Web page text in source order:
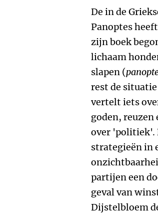
De in de
Panoptes
zijn boek
lichaam
slapen (
rest de
vertelt iets
goden,
over 'politiek'.
strategieën in
partijen een
geval van
Dijstelbloem